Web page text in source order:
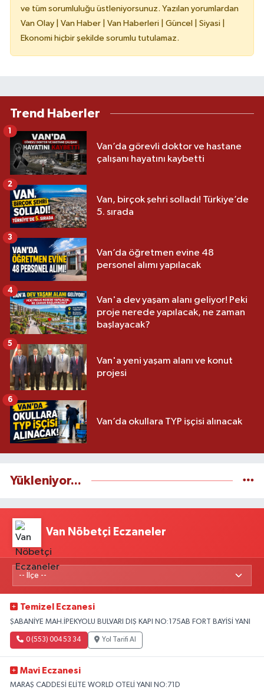
ve tüm sorumluluğu üstleniyorsunuz. Yazılan yorumlardan
Van Olay | Van Haber | Van Haberleri | Güncel | Siyasi |
Ekonomi hiçbir şekilde sorumlu tutulamaz.
Trend Haberler
Van’da görevli doktor ve hastane
çalışanı hayatını kaybetti
1
Van, birçok şehri solladı! Türkiye’de
5. sırada
2
Van’da öğretmen evine 48
personel alımı yapılacak
3
Van'a dev yaşam alanı geliyor! Peki
proje nerede yapılacak, ne zaman
başlayacak?
4
Van'a yeni yaşam alanı ve konut
projesi
5
Van’da okullara TYP işçisi alınacak
6
Yükleniyor...
Van Nöbetçi Eczaneler
Temizel Eczanesi
ŞABANİYE MAH.İPEKYOLU BULVARI DIŞ KAPI NO:175AB FORT BAYİSİ YANI
0 (553) 004 53 34 Yol Tarifi Al
Mavi Eczanesi
MARAŞ CADDESİ ELİTE WORLD OTELİ YANI NO:71D